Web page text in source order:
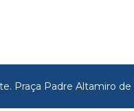
Praça Padre Altamiro